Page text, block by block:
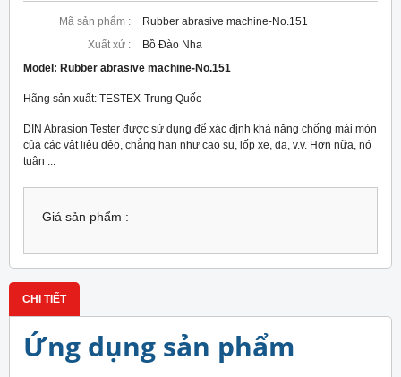
Mã sản phẩm :
Rubber abrasive machine-No.151
Xuất xứ :
Bồ Đào Nha
Model: Rubber abrasive machine-No.151
Hãng sản xuất: TESTEX-Trung Quốc
DIN Abrasion Tester được sử dụng để xác định khả năng chống mài mòn
của các vật liệu dẻo, chẳng hạn như cao su, lốp xe, da, v.v. Hơn nữa, nó
tuân ...
Giá sản phẩm :
CHI TIẾT
Ứng dụng sản phẩm